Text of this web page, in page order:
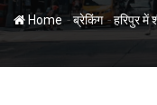
Home -ब्रेकिंग-हरिपुर में